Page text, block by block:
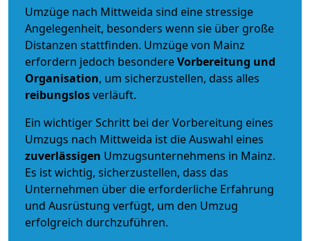
Umzüge nach Mittweida sind eine stressige
Angelegenheit, besonders wenn sie über große
Distanzen stattfinden. Umzüge von Mainz
erfordern jedoch besondereVorbereitung und
Organisation, um sicherzustellen, dass alles
reibungslosverläuft.
Ein wichtiger Schritt bei der Vorbereitung eines
Umzugs nach Mittweida ist die Auswahl eines
zuverlässigen Umzugsunternehmens in Mainz.
Es ist wichtig, sicherzustellen, dass das
Unternehmen über die erforderliche Erfahrung
und Ausrüstung verfügt, um den Umzug
erfolgreich durchzuführen.